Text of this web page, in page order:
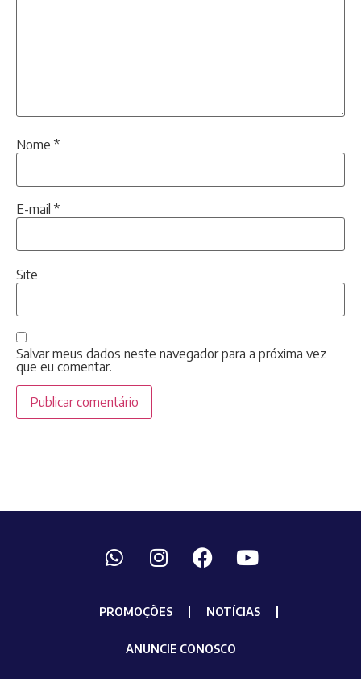
Nome *
E-mail *
Site
Salvar meus dados neste navegador para a próxima vez
que eu comentar.
PROMOÇÕES NOTÍCIAS
ANUNCIE CONOSCO